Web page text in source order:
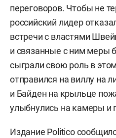
переговоров. Чтобы не
российский лидер
встречи с властями
и связанные с ним меры
сыграли свою роль в
отправился на виллу на
и Байден на крыльце
улыбнулись на камеры и
Издание Politico